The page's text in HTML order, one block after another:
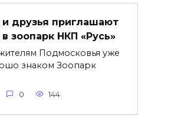
друзья приглашают
в зоопарк НКП «Русь»
Подмосковья уже
знаком Зоопарк
0 144